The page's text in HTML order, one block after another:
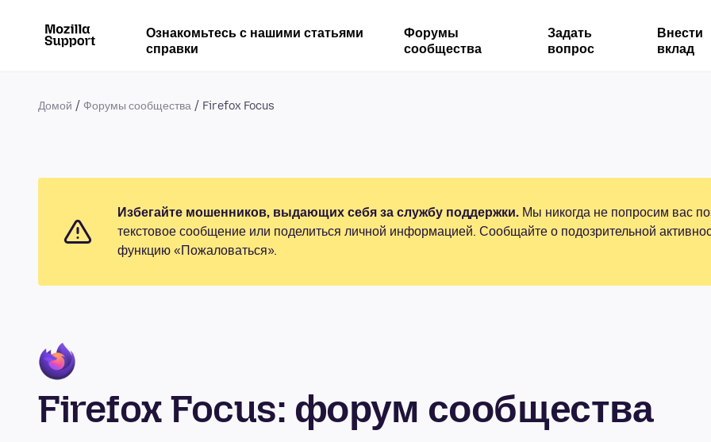
Ознакомьтесь с нашими статьями
справки
Форумы
сообщества
Задать
вопрос
Внести
вклад
Домой Форумы сообщества Firefox Focus
Избегайте мошенников, выдающих себя за службу поддержки. Мы никогда не попросим вас
текстовое сообщение или поделиться личной информацией. Сообщайте о подозрительной
функцию «Пожаловаться».
Firefox Focus: форум сообщества